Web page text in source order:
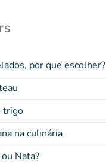
por que escolher?
trigo
na culinária
Nata?